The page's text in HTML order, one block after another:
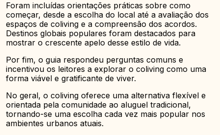
Foram incluídas orientações práticas sobre como
começar, desde a escolha do local até a avaliação dos
espaços de coliving e a compreensão dos acordos.
Destinos globais populares foram destacados para
mostrar o crescente apelo desse estilo de vida.
Por fim, o guia respondeu perguntas comuns e
incentivou os leitores a explorar o coliving como uma
forma viável e gratificante de viver.
No geral, o coliving oferece uma alternativa flexível e
orientada pela comunidade ao aluguel tradicional,
tornando-se uma escolha cada vez mais popular nos
ambientes urbanos atuais.